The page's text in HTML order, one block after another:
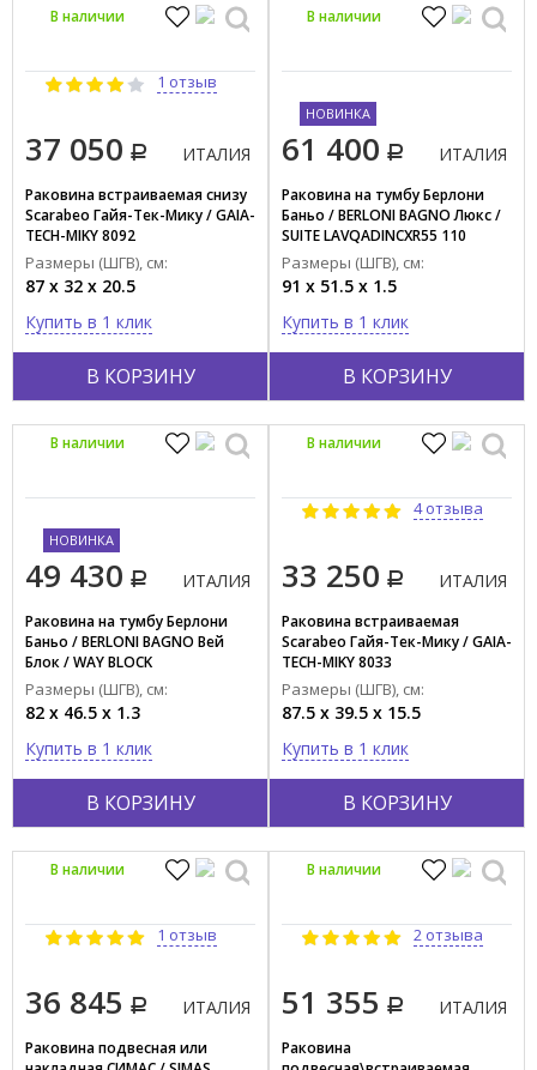
ЯПОНИЯ
1 отзыв
37 050
В КОРЗИНУ
ИТАЛИЯ
Раковина встраиваемая снизу
Scarabeo Гайя-Тек-Мику / GAIA-
TECH-MIKY 8092
Размеры (ШГВ), см:
87 x 32 x 20.5
Купить в 1 клик
В наличии
61 400
В КОРЗИНУ
ИТАЛИЯ
Раковина на тумбу Берлони
Баньо / BERLONI BAGNO Люкс /
SUITE LAVQADINCXR55 110
(000TC091AD)
Размеры (ШГВ), см:
91 x 51.5 x 1.5
Купить в 1 клик
В наличии
НОВИНКА
49 430
В КОРЗИНУ
ИТАЛИЯ
Раковина на тумбу Берлони
Баньо / BERLONI BAGNO Вей
Блок / WAY BLOCK
LAVSMRINCXR002 101
Размеры (ШГВ), см:
82 x 46.5 x 1.3
Купить в 1 клик
В наличии
НОВИНКА
4 отзыва
33 250
В КОРЗИНУ
ИТАЛИЯ
Раковина встраиваемая
Scarabeo Гайя-Тек-Мику / GAIA-
TECH-MIKY 8033
Размеры (ШГВ), см:
87.5 x 39.5 x 15.5
Купить в 1 клик
В наличии
1 отзыв
36 845 ИТАЛИЯ
Раковина подвесная или
В наличии
2 отзыва
51 355 ИТАЛИЯ
Раковина
В наличии